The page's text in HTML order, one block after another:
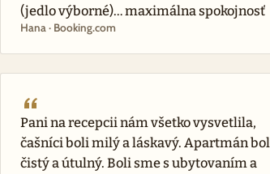
(jedlo výborné)… maximálna spokojnosť
Hana · Booking.com
Pani na recepcii nám všetko vysvetlila,
čašníci boli milý a láskavý. Apartmán bol
čistý a útulný. Boli sme s ubytovaním a